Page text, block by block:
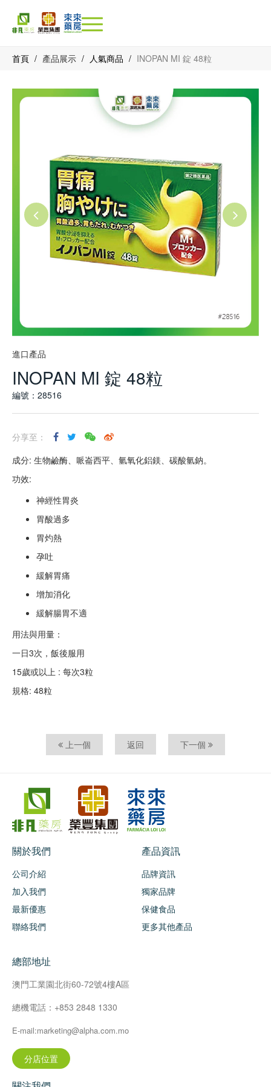
首頁 / 產品展示 / 人氣商品 / INOPAN MI 錠 48粒
進口產品
INOPAN MI 錠 48粒
編號：28516
分享至：
成分: 生物鹼酶、哌崙西平、氫氧化鋁鎂、碳酸氫鈉。
功效:
神經性胃炎
胃酸過多
胃灼熱
孕吐
緩解胃痛
增加消化
緩解腸胃不適
用法與用量：
一日3次，飯後服用
15歲或以上 : 每次3粒
規格: 48粒
上一個 返回 下一個
關於我們
公司介紹
加入我們
最新優惠
聯絡我們
產品資訊
品牌資訊
獨家品牌
保健食品
更多其他產品
總部地址
澳門工業園北街60-72號4樓A區
總機電話：+853 2848 1330
E-mail:marketing@alpha.com.mo
分店位置